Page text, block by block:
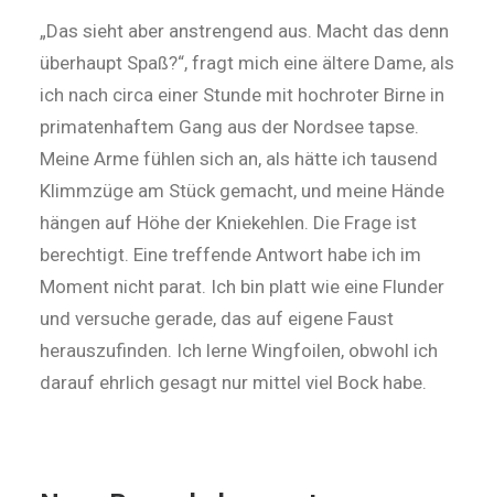
„Das sieht aber anstrengend aus. Macht das denn
überhaupt Spaß?“, fragt mich eine ältere Dame, als
ich nach circa einer Stunde mit hochroter Birne in
primatenhaftem Gang aus der Nordsee tapse.
Meine Arme fühlen sich an, als hätte ich tausend
Klimmzüge am Stück gemacht, und meine Hände
hängen auf Höhe der Kniekehlen. Die Frage ist
berechtigt. Eine treffende Antwort habe ich im
Moment nicht parat. Ich bin platt wie eine Flunder
und versuche gerade, das auf eigene Faust
herauszufinden. Ich lerne Wingfoilen, obwohl ich
darauf ehrlich gesagt nur mittel viel Bock habe.